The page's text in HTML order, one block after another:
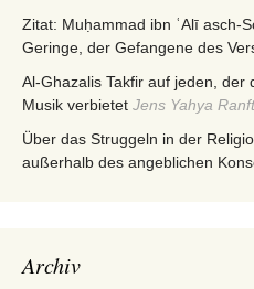
Zitat: Muḥammad ibn ʿAlī asch-
Geringe, der Gefangene des
Al-Ghazalis Takfir auf jeden, der
Musik verbietet Jens Yahya Ranft
Über das Struggeln in der
außerhalb des angeblichen
Archiv